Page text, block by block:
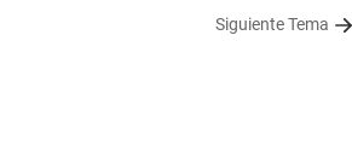
Siguiente Tema